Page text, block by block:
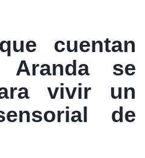
cuentan
Aranda se
vivir un
de